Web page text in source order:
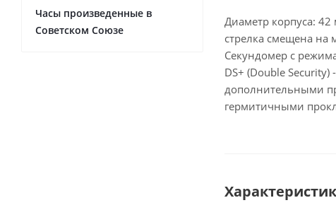
Диаметр корпуса:
стрелка смещена на
Секундомер с
DS+ (Double
дополнительными
гермитичными
Часы произведенные в
Советском Союзе